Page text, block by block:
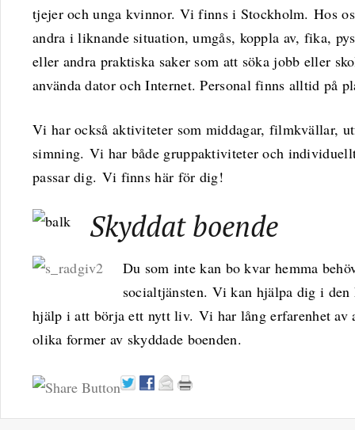
tjejer och unga kvinnor. Vi finns i Stockholm. Hos
andra i liknande situation, umgås, koppla av, fika,
eller andra praktiska saker som att söka jobb eller
använda dator och Internet. Personal finns alltid på
Vi har också aktiviteter som middagar, filmkvällar,
simning. Vi har både gruppaktiviteter och
passar dig. Vi finns här för dig!
Skyddat boende
Du som inte kan bo kvar hemma
socialtjänsten. Vi kan hjälpa dig i
hjälp i att börja ett nytt liv. Vi har lång erfarenhet av
olika former av skyddade boenden.